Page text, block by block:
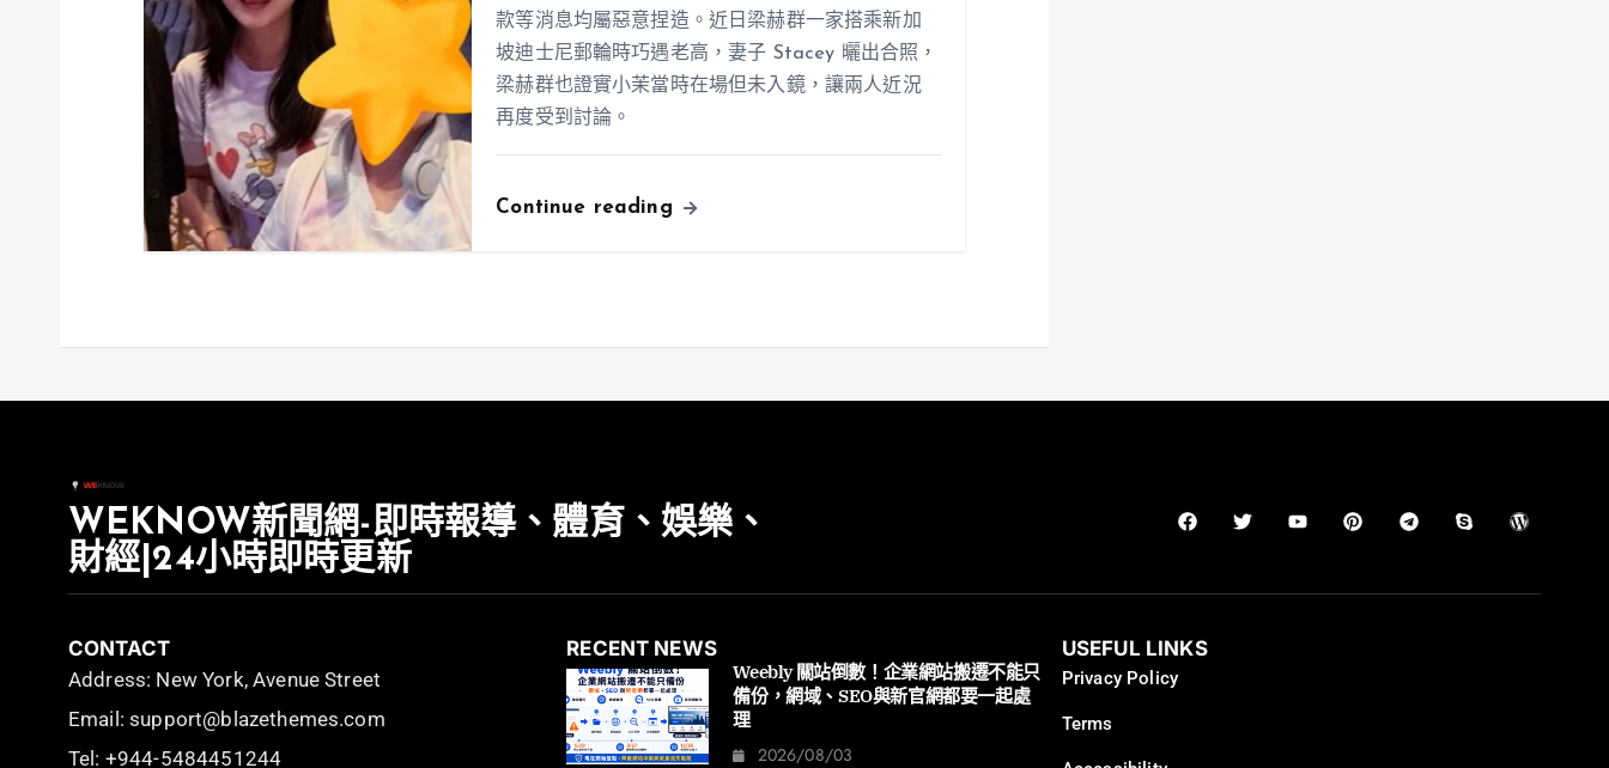
款等消息均屬惡意捏造。近日梁赫群一家搭乘新加
坡迪士尼郵輪時巧遇老高，妻子 Stacey 曬出合照，
梁赫群也證實小茉當時在場但未入鏡，讓兩人近況
再度受到討論。
Continue reading
WEKNOW新聞網-即時報導、體育、娛樂、
財經|24小時即時更新
CONTACT
Address: New York, Avenue Street
Email: support@blazethemes.com
Tel: +944-5484451244
RECENT NEWS
Weebly 關站倒數！企業網站搬遷不能只
備份，網域、SEO與新官網都要一起處
理
2026/08/03
USEFUL LINKS
Privacy Policy
Terms